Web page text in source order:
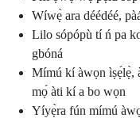
Wíwẹ̀ ara déédéé,
Lilo sópópù tí ń pa
gbóná
Mímú kí àwọn ìṣẹ́lẹ̀,
mọ́ àti kí a bo wọn
Yíyẹ̀ra fún mímú